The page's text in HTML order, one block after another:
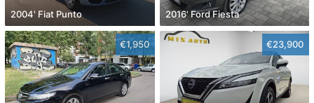
2004' Fiat Punto 2016' Ford Fiesta
€1,950 €23,900